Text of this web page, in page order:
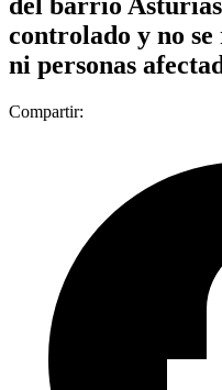
controlado y no
ni personas
Compartir: